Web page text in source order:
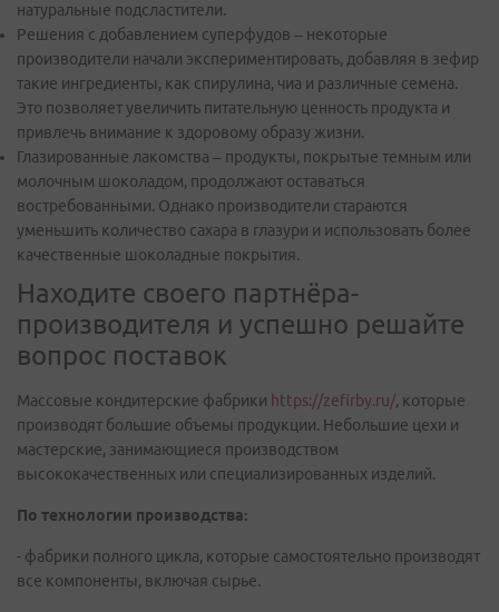
натуральные подсластители.
Решения с добавлением суперфудов – некоторые
производители начали экспериментировать, добавляя в зефир
такие ингредиенты, как спирулина, чиа и различные семена.
Это позволяет увеличить питательную ценность продукта и
привлечь внимание к здоровому образу жизни.
Глазированные лакомства – продукты, покрытые темным или
молочным шоколадом, продолжают оставаться
востребованными. Однако производители стараются
уменьшить количество сахара в глазури и использовать более
качественные шоколадные покрытия.
Находите своего партнёра-
производителя и успешно решайте
вопрос поставок
Массовые кондитерские фабрики https://zefirby.ru/, которые
производят большие объемы продукции. Небольшие цехи и
мастерские, занимающиеся производством
высококачественных или специализированных изделий.
По технологии производства:
- фабрики полного цикла, которые самостоятельно производят
все компоненты, включая сырье.